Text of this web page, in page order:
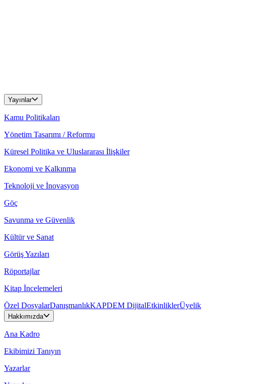
Yayınlar
Kamu Politikaları
Yönetim Tasarımı / Reformu
Küresel Politika ve Uluslararası İlişkiler
Ekonomi ve Kalkınma
Teknoloji ve İnovasyon
Göç
Savunma ve Güvenlik
Kültür ve Sanat
Görüş Yazıları
Röportajlar
Kitap İncelemeleri
Özel DosyalarDanışmanlıkKAPDEM DijitalEtkinliklerÜyelik
Hakkımızda
Ana Kadro
Ekibimizi Tanıyın
Yazarlar